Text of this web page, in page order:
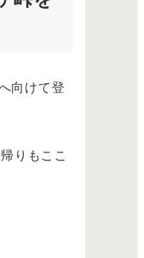
向けて登
りもここ